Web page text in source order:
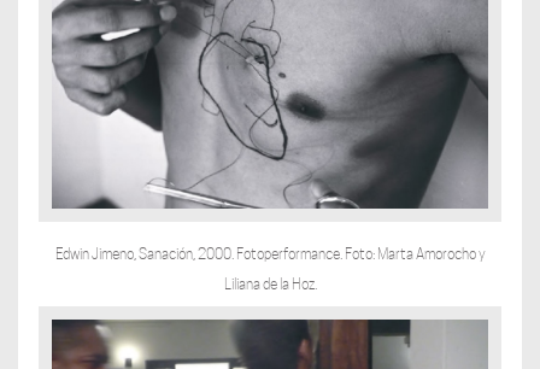
Edwin Jimeno, Sanación, 2000. Fotoperformance. Foto: Marta Amorocho y
Liliana de la Hoz.